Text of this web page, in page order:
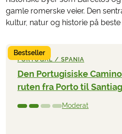
Bestseller
PORTUGAL / SPANIA
Den Portugisiske
ruten fra Porto til
Moderat
gamle romerske veier. Den
kultur, natur og historie på beste